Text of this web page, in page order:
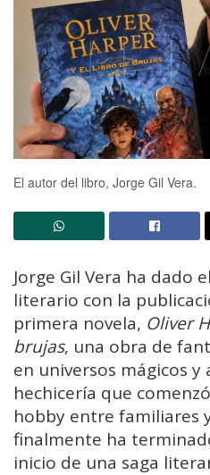
El autor del libro, Jorge Gil Vera.
Jorge Gil Vera ha dado
literario con la
primera novela, Oliver
brujas, una obra de
en universos mágicos y
hechicería que
hobby entre familiares
finalmente ha
inicio de una saga